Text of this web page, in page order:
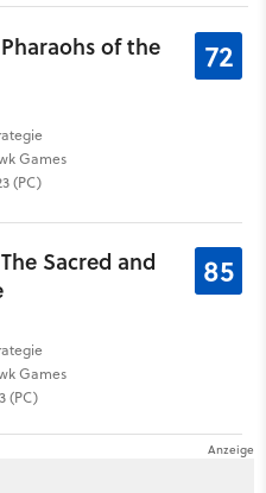
of the
Games
(PC)
72
Sacred and
Games
(PC)
85